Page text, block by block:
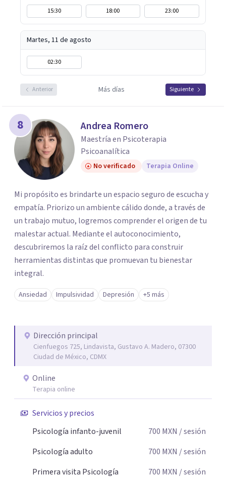
15:30 18:00 23:00
Martes, 11 de agosto
02:30
Anterior Más días Siguiente
8 Andrea Romero
Maestría en Psicoterapia
Psicoanalítica
No verificado Terapia Online
Mi propósito es brindarte un espacio seguro de escucha y
empatía. Priorizo un ambiente cálido donde, a través de
un trabajo mutuo, logremos comprender el origen de tu
malestar actual. Mediante el autoconocimiento,
descubriremos la raíz del conflicto para construir
herramientas distintas que promuevan tu bienestar
integral.
Ansiedad Impulsividad Depresión +5 más
Dirección principal
Cienfuegos 725, Lindavista, Gustavo A. Madero, 07300
Ciudad de México, CDMX
Online
Terapia online
Servicios y precios
Psicología infanto-juvenil
700 MXN / sesión
Psicología adulto
700 MXN / sesión
Primera visita Psicología
700 MXN / sesión